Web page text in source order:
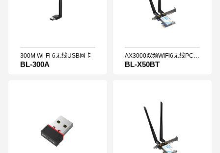
300M Wi-Fi 6无线USB网卡
BL-300A
AX3000双频WiFi6无线PCIe网卡
BL-X50BT